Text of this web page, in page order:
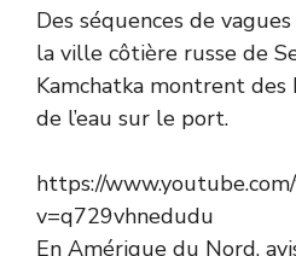
Des séquences de
la ville côtière russe de
Kamchatka montrent
de l’eau sur le port.
https://
v=q729vhnedudu
En Amérique du Nord,